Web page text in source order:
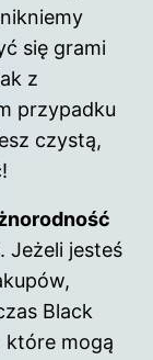
się grami
z
przypadku
czystą,
Jeżeli jesteś
Black
które mogą